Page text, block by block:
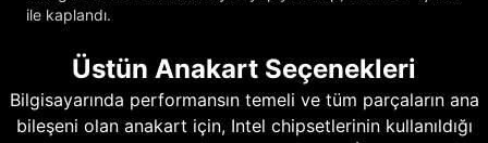
ile kaplandı.
Üstün Anakart Seçenekleri
Bilgisayarında performansın temeli ve tüm parçaların ana
bileşeni olan anakart için, Intel chipsetlerinin kullanıldığı